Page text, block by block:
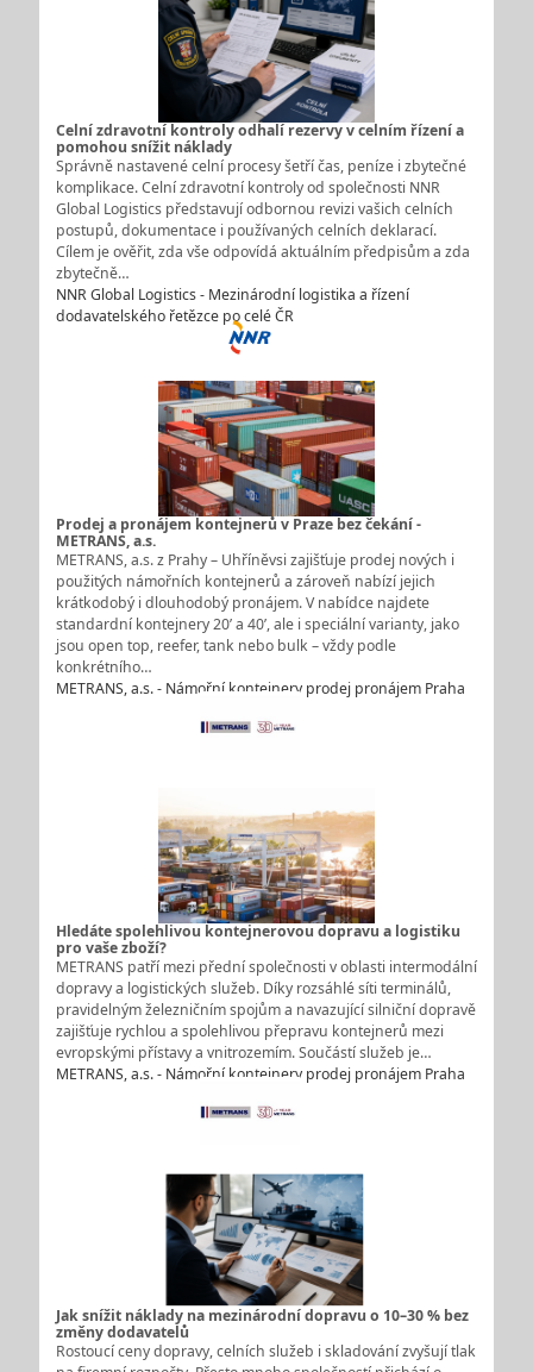
Celní zdravotní kontroly odhalí rezervy v celním řízení a
pomohou snížit náklady
Správně nastavené celní procesy šetří čas, peníze i zbytečné
komplikace. Celní zdravotní kontroly od společnosti NNR
Global Logistics představují odbornou revizi vašich celních
postupů, dokumentace i používaných celních deklarací.
Cílem je ověřit, zda vše odpovídá aktuálním předpisům a zda
zbytečně…
NNR Global Logistics - Mezinárodní logistika a řízení
dodavatelského řetězce po celé ČR
Prodej a pronájem kontejnerů v Praze bez čekání -
METRANS, a.s.
METRANS, a.s. z Prahy – Uhříněvsi zajišťuje prodej nových i
použitých námořních kontejnerů a zároveň nabízí jejich
krátkodobý i dlouhodobý pronájem. V nabídce najdete
standardní kontejnery 20’ a 40’, ale i speciální varianty, jako
jsou open top, reefer, tank nebo bulk – vždy podle
konkrétního…
METRANS, a.s. - Námořní kontejnery prodej pronájem Praha
Hledáte spolehlivou kontejnerovou dopravu a logistiku
pro vaše zboží?
METRANS patří mezi přední společnosti v oblasti intermodální
dopravy a logistických služeb. Díky rozsáhlé síti terminálů,
pravidelným železničním spojům a navazující silniční dopravě
zajišťuje rychlou a spolehlivou přepravu kontejnerů mezi
evropskými přístavy a vnitrozemím. Součástí služeb je…
METRANS, a.s. - Námořní kontejnery prodej pronájem Praha
Jak snížit náklady na mezinárodní dopravu o 10–30 % bez
změny dodavatelů
Rostoucí ceny dopravy, celních služeb i skladování zvyšují tlak